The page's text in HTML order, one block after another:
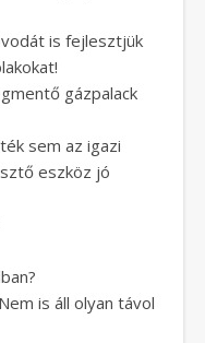
is fejlesztjük
gázpalack
sem az igazi
eszköz jó
is áll olyan távol